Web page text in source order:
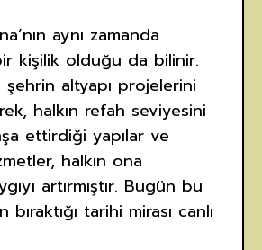
aynı zamanda
kişilik olduğu da bilinir.
altyapı projelerini
halkın refah seviyesini
ettirdiği yapılar ve
halkın ona
artırmıştır. Bugün bu
tarihi mirası canlı